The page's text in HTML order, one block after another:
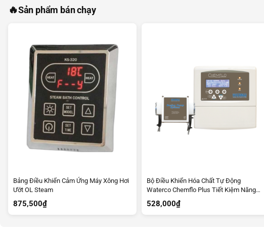
🔥Sản phẩm bán chạy
Bảng Điều Khiển Cảm Ứng Máy Xông Hơi
Ướt OL Steam
875,500₫
Bộ Điều Khiển Hóa Chất Tự Động
Waterco Chemflo Plus Tiết Kiệm Năng
Lượng
528,000₫